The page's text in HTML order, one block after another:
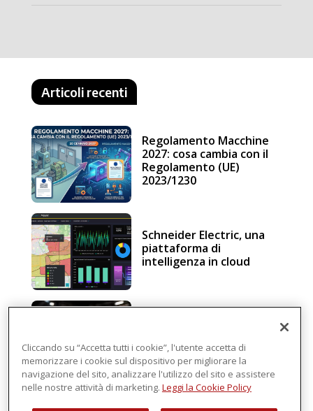
Articoli recenti
Regolamento Macchine
2027: cosa cambia con il
Regolamento (UE)
2023/1230
Schneider Electric, una
piattaforma di
intelligenza in cloud
Regolamento macchine
Cliccando su “Accetta tutti i cookie”, l'utente accetta di
memorizzare i cookie sul dispositivo per migliorare la
navigazione del sito, analizzare l'utilizzo del sito e assistere
nelle nostre attività di marketing. Leggi la Cookie Policy